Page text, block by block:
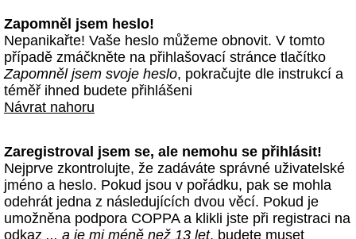
Zapomněl jsem heslo!
Nepanikařte! Vaše heslo můžeme obnovit. V tomto
případě zmáčkněte na přihlašovací stránce tlačítko
Zapomněl jsem svoje heslo, pokračujte dle instrukcí a
téměř ihned budete přihlášeni
Návrat nahoru
Zaregistroval jsem se, ale nemohu se přihlásit!
Nejprve zkontrolujte, že zadáváte správné uživatelské
jméno a heslo. Pokud jsou v pořádku, pak se mohla
odehrát jedna z následujících dvou věcí. Pokud je
umožněna podpora COPPA a klikli jste při registraci na
odkaz ... a je mi méně než 13 let, budete muset